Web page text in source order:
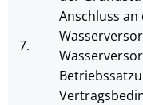
7.
Anschluss